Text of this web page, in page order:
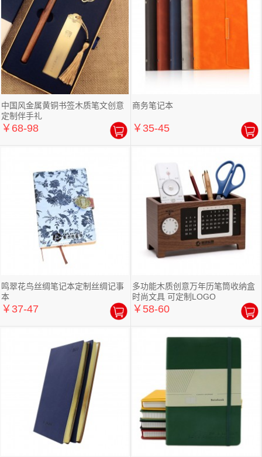
中国风金属黄铜书签木质笔文创意
定制伴手礼
￥68-98
商务笔记本
￥35-45
鸣翠花鸟丝绸笔记本定制丝绸记事
本
￥37-47
多功能木质创意万年历笔筒收纳盒
时尚文具 可定制LOGO
￥58-60